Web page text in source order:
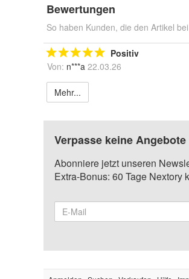
Bewertungen
So haben Kunden, die den Artikel
Positiv
Von: n***a 22.03.26
Mehr...
Verpasse keine
Abonniere jetzt unseren
Extra-Bonus: 60 Tage Nextory